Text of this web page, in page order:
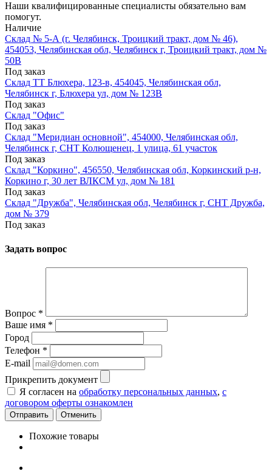
Наши квалифицированные специалисты обязательно вам
помогут.
Наличие
Склад № 5-А (г. Челябинск, Троицкий тракт, дом № 46),
454053, Челябинская обл, Челябинск г, Троицкий тракт, дом №
50В
Под заказ
Склад ТТ Блюхера, 123-в, 454045, Челябинская обл,
Челябинск г, Блюхера ул, дом № 123В
Под заказ
Склад "Офис"
Под заказ
Склад "Меридиан основной", 454000, Челябинская обл,
Челябинск г, СНТ Колющенец, 1 улица, 61 участок
Под заказ
Склад "Коркино", 456550, Челябинская обл, Коркинский р-н,
Коркино г, 30 лет ВЛКСМ ул, дом № 181
Под заказ
Склад "Дружба", Челябинская обл, Челябинск г, СНТ Дружба,
дом № 379
Под заказ
Задать вопрос
Вопрос *
Ваше имя *
Город
Телефон *
E-mail
Прикрепить документ
Я согласен на обработку персональных данных, с
договором оферты ознакомлен
Отменить
Похожие товары